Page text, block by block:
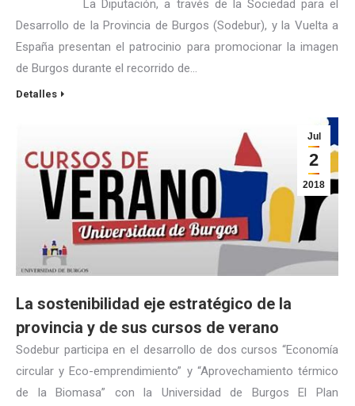
La Diputación, a través de la Sociedad para el
Desarrollo de la Provincia de Burgos (Sodebur), y la Vuelta a
España presentan el patrocinio para promocionar la imagen
de Burgos durante el recorrido de…
Detalles
Jul
2
2018
La sostenibilidad eje estratégico de la
provincia y de sus cursos de verano
Sodebur participa en el desarrollo de dos cursos “Economía
circular y Eco-emprendimiento” y “Aprovechamiento térmico
de la Biomasa” con la Universidad de Burgos El Plan